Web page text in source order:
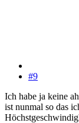
#9
Ich habe ja keine
ist nunmal so das